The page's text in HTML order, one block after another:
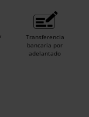
Transferencia
bancaria por
adelantado